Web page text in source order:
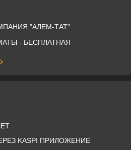
"АЛЕМ-ТАТ"
- БЕСПЛАТНАЯ
KASPI ПРИЛОЖЕНИЕ